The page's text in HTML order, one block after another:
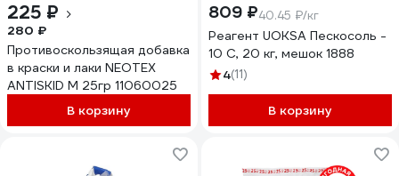
225 ₽
280 ₽
Противоскользящая добавка
в краски и лаки NEOTEX
ANTISKID M 25гр 11060025
В корзину
809 ₽40.45 ₽/кг
Реагент UOKSA Пескосоль -
10 С, 20 кг, мешок 1888
4(11)
В корзину